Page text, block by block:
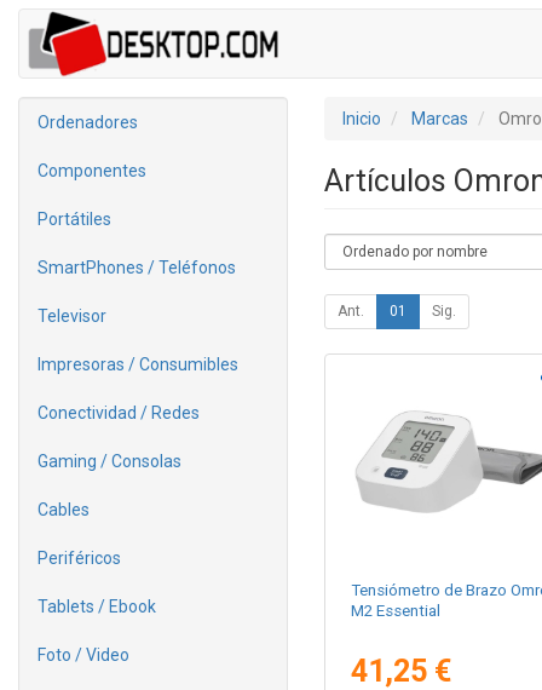
Ordenadores
Componentes
Portátiles
SmartPhones / Teléfonos
Televisor
Impresoras / Consumibles
Conectividad / Redes
Gaming / Consolas
Cables
Periféricos
Tablets / Ebook
Foto / Video
Inicio Marcas
Artículos
Ant. 01 Sig.
Tensiómetro de Brazo
M2 Essential
41,25 €